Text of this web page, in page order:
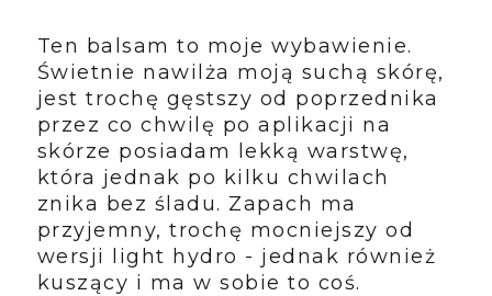
Ten balsam to moje wybawienie.
Świetnie nawilża moją suchą skórę,
jest trochę gęstszy od poprzednika
przez co chwilę po aplikacji na
skórze posiadam lekką warstwę,
która jednak po kilku chwilach
znika bez śladu. Zapach ma
przyjemny, trochę mocniejszy od
wersji light hydro - jednak również
kuszący i ma w sobie to coś.